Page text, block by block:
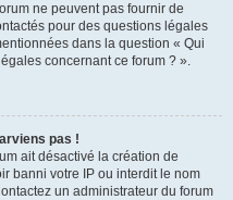
ne peuvent pas fournir de
pour des questions légales
dans la question « Qui
concernant ce forum ? ».
pas !
ait désactivé la création de
banni votre IP ou interdit le nom
un administrateur du forum